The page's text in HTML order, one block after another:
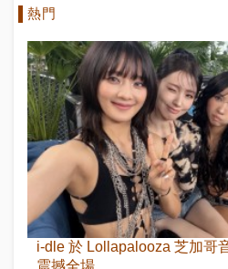
熱門
i-dle 於 Lollapalooza 芝加哥